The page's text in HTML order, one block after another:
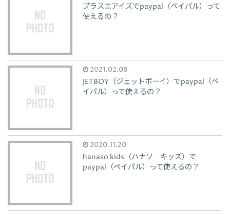
プラスエアイズでpaypal（ペイパル）って
使えるの？
2021.02.08
JETBOY（ジェットボーイ）でpaypal（ペ
イパル）って使えるの？
2020.11.20
hanaso kids（ハナソ キッズ）で
paypal（ペイパル）って使えるの？